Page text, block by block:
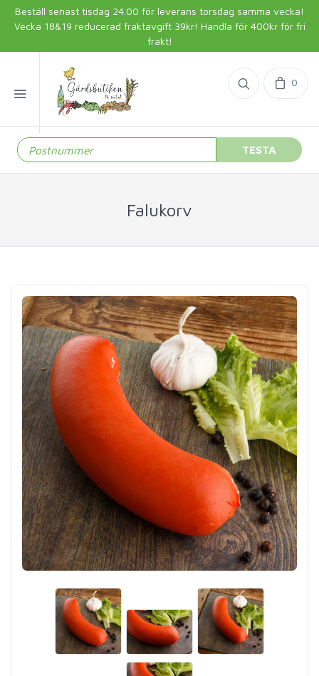
Beställ senast tisdag 24.00 för leverans torsdag samma vecka!
Vecka 18&19 reducerad fraktavgift 39kr! Handla för 400kr för fri
frakt!
0
TESTA
Falukorv